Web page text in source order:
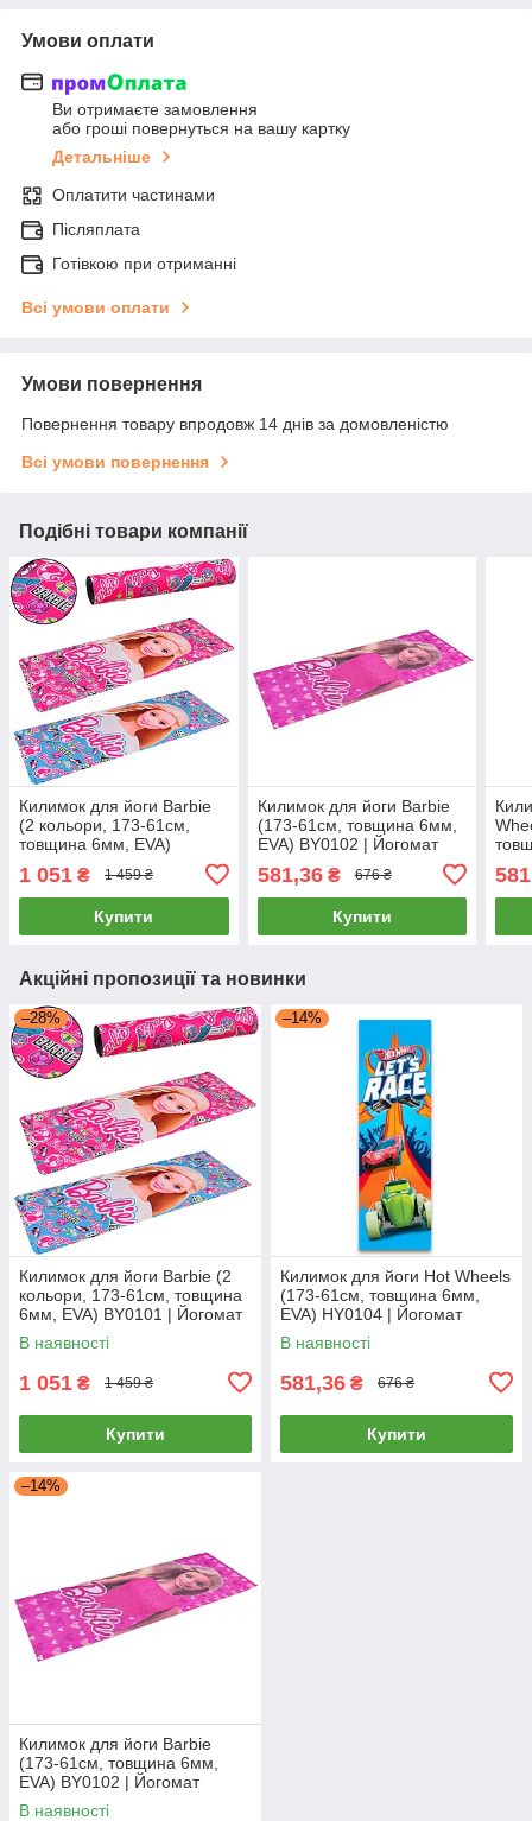
Умови оплати
Ви отримаєте замовлення
або гроші повернуться на вашу картку
Детальніше
Оплатити частинами
Післяплата
Готівкою при отриманні
Всі умови оплати
Умови повернення
Повернення товару впродовж 14 днів за домовленістю
Всі умови повернення
Подібні товари компанії
Килимок для йоги Barbie
(2 кольори, 173-61см,
товщина 6мм, EVA)
1 051 ₴ 1 459 ₴
Купити
Килимок для йоги Barbie
(173-61см, товщина 6мм,
EVA) BY0102 | Йогомат
581,36₴ 676 ₴
Купити
Акційні пропозиції та новинки
–28%
Килимок для йоги Barbie (2
кольори, 173-61см, товщина
6мм, EVA) BY0101 | Йогомат
В наявності
1 051 ₴ 1 459 ₴
Купити
–14%
Килимок для йоги Hot Wheels
(173-61см, товщина 6мм,
EVA) HY0104 | Йогомат
В наявності
581,36 ₴ 676 ₴
Купити
–14%
Килимок для йоги Barbie
(173-61см, товщина 6мм,
EVA) BY0102 | Йогомат
рожевий
В наявності